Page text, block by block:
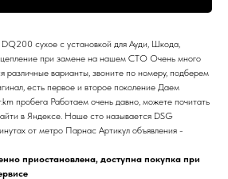
сухое с установкой для Ауди, Шкода,
при замене на нашем СТО Очень много
различные варианты, звоните по номеру, подберем
есть первое и второе поколение Даем
пробега Работаем очень давно, можете почитать
в Яндексе. Наше сто называется DSG
от метро Парнас Артикул объявления -
приостановлена, доступна покупка при